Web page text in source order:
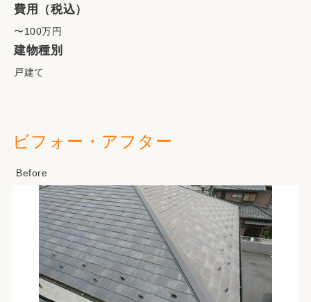
費用（税込）
〜100万円
建物種別
戸建て
ビフォー・アフター